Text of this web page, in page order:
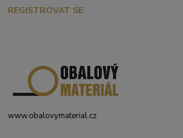
REGISTROVAT SE
www.obalovymaterial.cz